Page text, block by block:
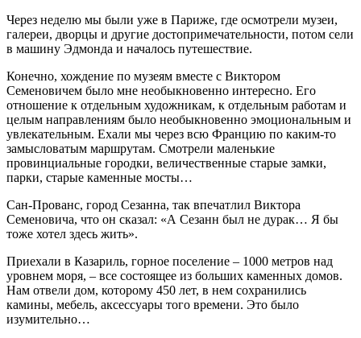
Через неделю мы были уже в Париже, где осмотрели музеи,
галереи, дворцы и другие достопримечательности, потом сели
в машину Эдмонда и началось путешествие.
Конечно, хождение по музеям вместе с Виктором
Семеновичем было мне необыкновенно интересно. Его
отношение к отдельным художникам, к отдельным работам и
целым направлениям было необыкновенно эмоциональным и
увлекательным. Ехали мы через всю Францию по каким-то
замысловатым маршрутам. Смотрели маленькие
провинциальные городки, величественные старые замки,
парки, старые каменные мосты…
Сан-Прованс, город Сезанна, так впечатлил Виктора
Семеновича, что он сказал: «А Сезанн был не дурак… Я бы
тоже хотел здесь жить».
Приехали в Казариль, горное поселение – 1000 метров над
уровнем моря, – все состоящее из больших каменных домов.
Нам отвели дом, которому 450 лет, в нем сохранились
камины, мебель, аксессуары того времени. Это было
изумительно…